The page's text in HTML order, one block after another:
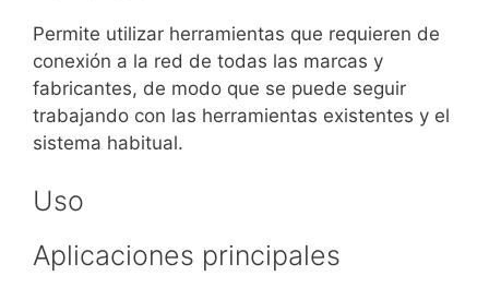
Permite utilizar herramientas que requieren de
conexión a la red de todas las marcas y
fabricantes, de modo que se puede seguir
trabajando con las herramientas existentes y el
sistema habitual.
Uso
Aplicaciones principales